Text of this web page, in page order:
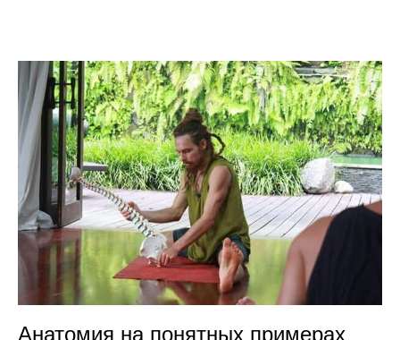
Анатомия на понятных примерах